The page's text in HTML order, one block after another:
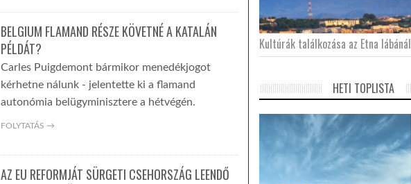
BELGIUM FLAMAND RÉSZE KÖVETNÉ A KATALÁN
PÉLDÁT?
Carles Puigdemont bármikor menedékjogot
kérhetne nálunk - jelentette ki a flamand
autonómia belügyminisztere a hétvégén.
FOLYTATÁS →
AZ EU REFORMJÁT SÜRGETI CSEHORSZÁG LEENDŐ
Kultúrák találkozása az Etna lábánál
HETI TOPLISTA